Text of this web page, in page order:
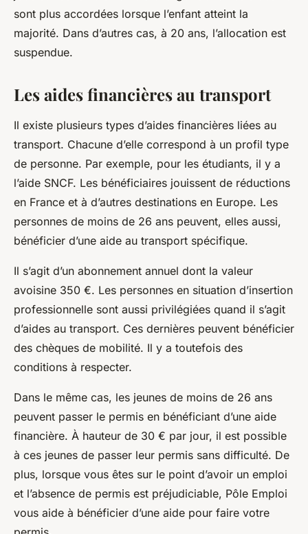
sont plus accordées lorsque l’enfant atteint la
majorité. Dans d’autres cas, à 20 ans, l’allocation est
suspendue.
Les aides financières au transport
Il existe plusieurs types d’aides financières liées au
transport. Chacune d’elle correspond à un profil type
de personne. Par exemple, pour les étudiants, il y a
l’aide SNCF. Les bénéficiaires jouissent de réductions
en France et à d’autres destinations en Europe. Les
personnes de moins de 26 ans peuvent, elles aussi,
bénéficier d’une aide au transport spécifique.
Il s’agit d’un abonnement annuel dont la valeur
avoisine 350 €. Les personnes en situation d’insertion
professionnelle sont aussi privilégiées quand il s’agit
d’aides au transport. Ces dernières peuvent bénéficier
des chèques de mobilité. Il y a toutefois des
conditions à respecter.
Dans le même cas, les jeunes de moins de 26 ans
peuvent passer le permis en bénéficiant d’une aide
financière. À hauteur de 30 € par jour, il est possible
à ces jeunes de passer leur permis sans difficulté. De
plus, lorsque vous êtes sur le point d’avoir un emploi
et l’absence de permis est préjudiciable, Pôle Emploi
vous aide à bénéficier d’une aide pour faire votre